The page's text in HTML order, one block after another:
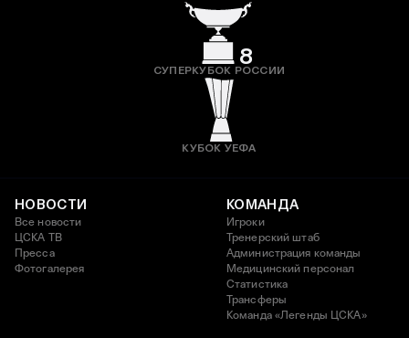
8
СУПЕРКУБОК РОССИИ
КУБОК УЕФА
НОВОСТИ
Все новости
ЦСКА ТВ
Пресса
Фотогалерея
КОМАНДА
Игроки
Тренерский штаб
Администрация команды
Медицинский персонал
Статистика
Трансферы
Команда «Легенды ЦСКА»